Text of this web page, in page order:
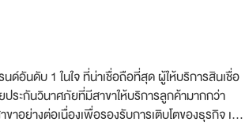
ด์อันดับ 1 ในใจ ที่น่าเชื่อถือที่สุด ผู้ให้บริการสินเชื่อ
ประกันวินาศภัยที่มีสาขาให้บริการลูกค้ามากกว่า
าอย่างต่อเนื่องเพื่อรองรับการเติบโตของธุรกิจ เรา